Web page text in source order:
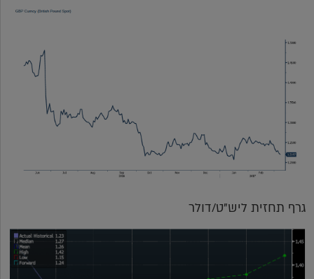
גרף תחזית ליש"ט/דולר